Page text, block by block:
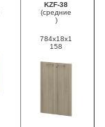
KZF-38
(средние
)
784х18х1
158